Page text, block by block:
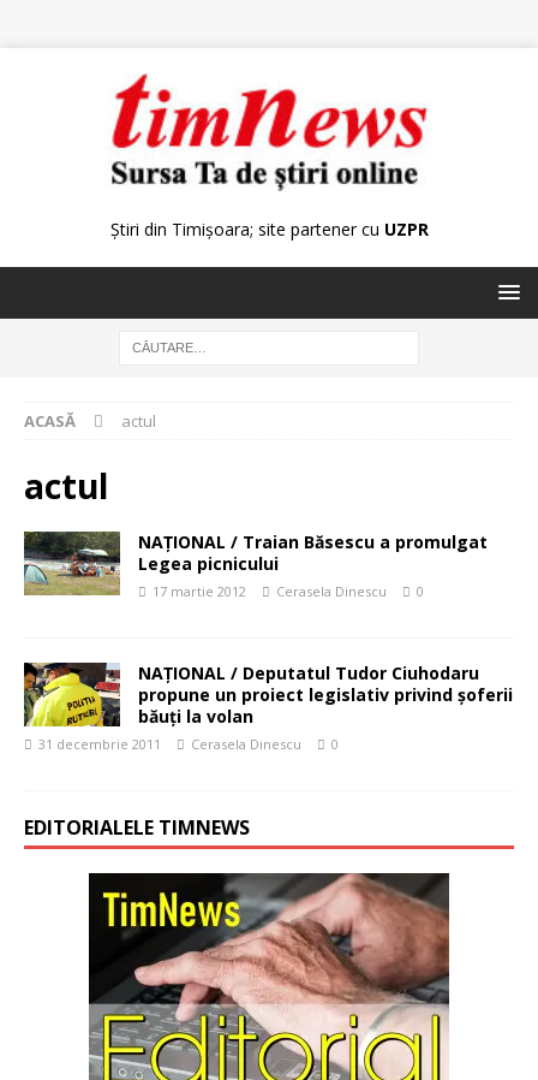
Știri din Timișoara; site partener cu UZPR
ACASĂ actul
actul
NAŢIONAL / Traian Băsescu a promulgat
Legea picnicului
17 martie 2012 Cerasela Dinescu 0
NAŢIONAL / Deputatul Tudor Ciuhodaru
propune un proiect legislativ privind şoferii
băuţi la volan
31 decembrie 2011 Cerasela Dinescu 0
EDITORIALELE TIMNEWS